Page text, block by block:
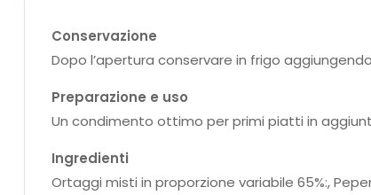
Conservazione
Dopo l’apertura conservare in frigo
Preparazione e uso
Un condimento ottimo per primi piatti in
Ingredienti
Ortaggi misti in proporzione variabile 65%:,